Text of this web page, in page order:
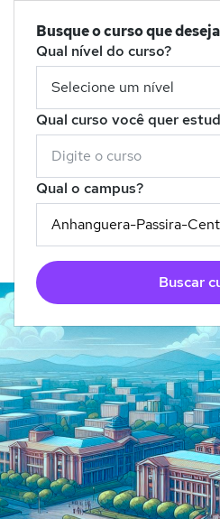
Busque o curso que
Qual nível do curso?
Qual curso você quer
Qual o campus?
Buscar